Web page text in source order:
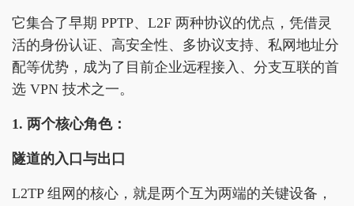
它集合了早期 PPTP、L2F 两种协议的优点，凭借灵
活的身份认证、高安全性、多协议支持、私网地址分
配等优势，成为了目前企业远程接入、分支互联的首
选 VPN 技术之一。
1. 两个核心角色：
隧道的入口与出口
L2TP 组网的核心，就是两个互为两端的关键设备，